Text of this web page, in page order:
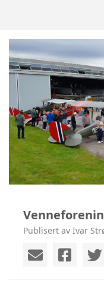
Publisert av Ivar